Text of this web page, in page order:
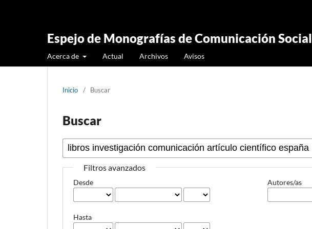
Espejo de Monografías de Comunicación Social
Acerca de Actual Archivos Avisos
Inicio / Buscar
Buscar
Filtros avanzados
Desde
Hasta
Autores/as